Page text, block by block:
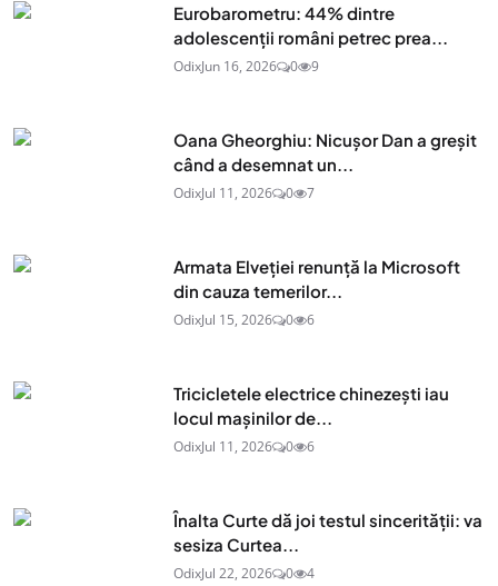
Eurobarometru: 44% dintre
adolescenţii români petrec prea...
OdixJun 16, 2026 0 9
Oana Gheorghiu: Nicușor Dan a greșit
când a desemnat un...
OdixJul 11, 2026 0 7
Armata Elveției renunță la Microsoft
din cauza temerilor...
OdixJul 15, 2026 0 6
Tricicletele electrice chinezești iau
locul mașinilor de...
OdixJul 11, 2026 0 6
Înalta Curte dă joi testul sincerității: va
sesiza Curtea...
OdixJul 22, 2026 0 4